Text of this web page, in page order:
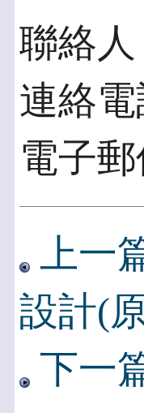
聯絡
連絡電
電子郵
上一
設計(
下一